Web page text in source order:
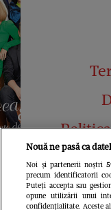
Nouă ne pasă ca
Noi și partenerii noștri
precum identificatorii
Puteți accepta sau
opune utilizării unui
confidențialitate. Aceste